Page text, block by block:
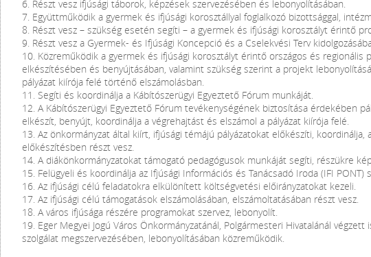
6. Részt vesz ifjúsági táborok, képzések szervezésében és lebonyolításában.
7. Együttműködik a gyermek és ifjúsági korosztállyal foglalkozó bizottsággal,
8. Részt vesz – szükség esetén segíti – a gyermek és ifjúsági korosztályt érintő
9. Részt vesz a Gyermek- és Ifjúsági Koncepció és a Cselekvési Terv
10. Közreműködik a gyermek és ifjúsági korosztályt érintő országos és regionális
elkészítésében és benyújtásában, valamint szükség szerint a projekt
pályázat kiírója felé történő elszámolásban.
11. Segíti és koordinálja a Kábítószerügyi Egyeztető Fórum munkáját.
12. A Kábítószerügyi Egyeztető Fórum tevékenységének biztosítása érdekében
elkészít, benyújt, koordinálja a végrehajtást és elszámol a pályázat kiírója felé.
13. Az önkormányzat által kiírt, ifjúsági témájú pályázatokat előkészíti, koordinálja,
előkészítésben részt vesz.
14. A diákönkormányzatokat támogató pedagógusok munkáját segíti, részükre
15. Felügyeli és koordinálja az Ifjúsági Információs és Tanácsadó Iroda (IFI PONT)
16. Az ifjúsági célú feladatokra elkülönített költségvetési előirányzatokat kezeli.
17. Az ifjúsági célú támogatások elszámolásában, elszámoltatásában részt vesz.
18. A város ifjúsága részére programokat szervez, lebonyolít.
19. Eger Megyei Jogú Város Önkormányzatánál, Polgármesteri Hivatalánál végzett
szolgálat megszervezésében, lebonyolításában közreműködik.